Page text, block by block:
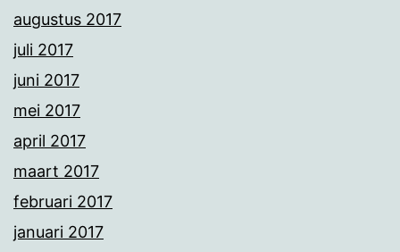
augustus 2017
juli 2017
juni 2017
mei 2017
april 2017
maart 2017
februari 2017
januari 2017